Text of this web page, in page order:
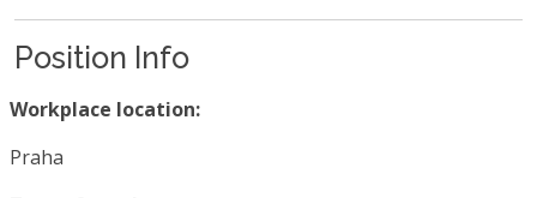
Position Info
Workplace location:
Praha